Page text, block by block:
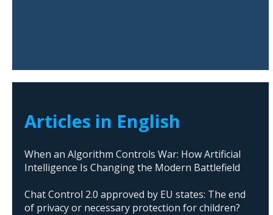
Articles in English
When an Algorithm Controls War: How Artificial
Intelligence Is Changing the Modern Battlefield
Chat Control 2.0 approved by EU states: The end
of privacy or necessary protection for children?